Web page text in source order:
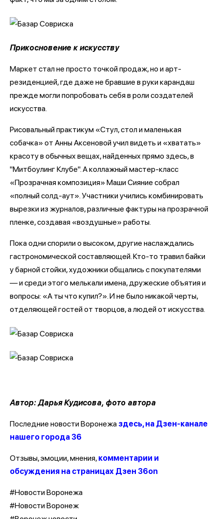
Прикосновение к искусству
Маркет стал не просто точкой продаж, но и арт-
резиденцией, где даже не бравшие в руки карандаш
прежде могли попробовать себя в роли создателей
искусства.
Рисовальный практикум «Стул, стол и маленькая
собачка» от Анны Аксеновой учил видеть и «хватать»
красоту в обычных вещах, найденных прямо здесь, в
"Митбоулинг Клубе". А коллажный мастер-класс
«Прозрачная композиция» Маши Сияние собрал
«полный солд-аут». Участники учились комбинировать
вырезки из журналов, различные фактуры на прозрачной
пленке, создавая «воздушные» работы.
Пока одни спорили о высоком, другие наслаждались
гастрономической составляющей. Кто-то травил байки
у барной стойки, художники общались с покупателями
— и среди этого мелькали имена, дружеские объятия и
вопросы: «А ты что купил?». И не было никакой черты,
отделяющей гостей от творцов, а людей от искусства.
Автор: Дарья Кудисова, фото автора
Последние новости Воронежа здесь, на Дзен-канале
нашего города 36
Отзывы, эмоции, мнения, комментарии и
обсуждения на страницах Дзен 36on
#Новости Воронежа
#Новости Воронеж